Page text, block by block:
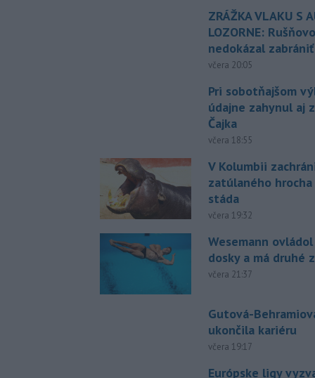
ZRÁŽKA VLAKU S
LOZORNE:
nedokázal zabrániť
včera 20:05
Pri sobotňajšom
údajne zahynul aj
Čajka
včera 18:55
V Kolumbii
zatúlaného hrocha
stáda
včera 19:32
Wesemann
dosky a má druhé
včera 21:37
Gutová-
ukončila kariéru
včera 19:17
Európske ligy